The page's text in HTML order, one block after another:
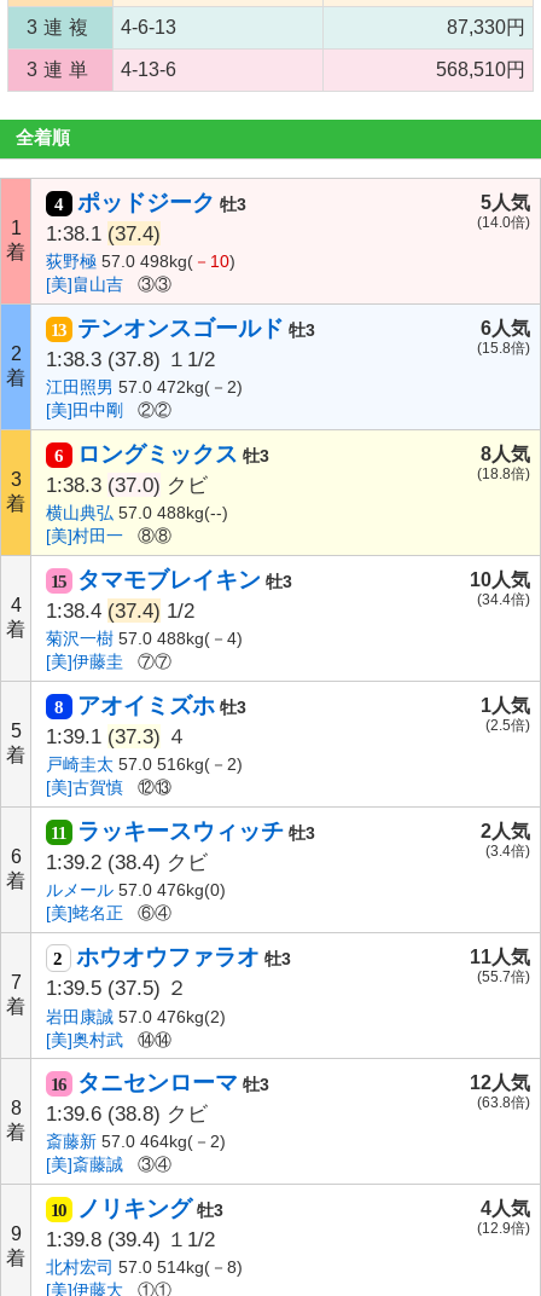
3連複 4-6-13 87,330円
3連単 4-13-6 568,510円
全着順
1
着
4 ポッドジーク 牡3
1:38.1 (37.4)
荻野極 57.0 498kg( －10)
[美]畠山吉
③③
5人気
(14.0倍)
2
着
13 テンオンスゴールド 牡3
1:38.3 (37.8) １1/2
江田照男 57.0 472kg(－2)
[美]田中剛
②②
6人気
(15.8倍)
3
着
6 ロングミックス 牡3
1:38.3 (37.0) クビ
横山典弘 57.0 488kg(--)
[美]村田一
⑧⑧
8人気
(18.8倍)
4
着
15 タマモブレイキン 牡3
1:38.4 (37.4) 1/2
菊沢一樹 57.0 488kg(－4)
[美]伊藤圭
⑦⑦
10人気
(34.4倍)
5
着
8 アオイミズホ 牡3
1:39.1 (37.3) ４
戸崎圭太 57.0 516kg(－2)
[美]古賀慎
⑫⑬
1人気
(2.5倍)
6
着
11 ラッキースウィッチ 牡3
1:39.2 (38.4) クビ
ルメール 57.0 476kg(0)
[美]蛯名正
⑥④
2人気
(3.4倍)
7
着
2 ホウオウファラオ 牡3
1:39.5 (37.5) ２
岩田康誠 57.0 476kg(2)
[美]奥村武
⑭⑭
11人気
(55.7倍)
8
着
16 タニセンローマ 牡3
1:39.6 (38.8) クビ
斎藤新 57.0 464kg(－2)
[美]斎藤誠
③④
12人気
(63.8倍)
9
着
10 ノリキング 牡3
1:39.8 (39.4) １1/2
北村宏司 57.0 514kg(－8)
[美]伊藤大
①①
4人気
(12.9倍)